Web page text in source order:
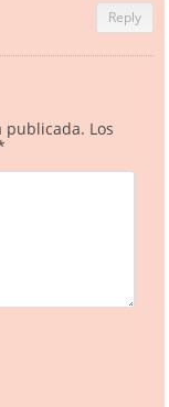
Reply
publicada. Los